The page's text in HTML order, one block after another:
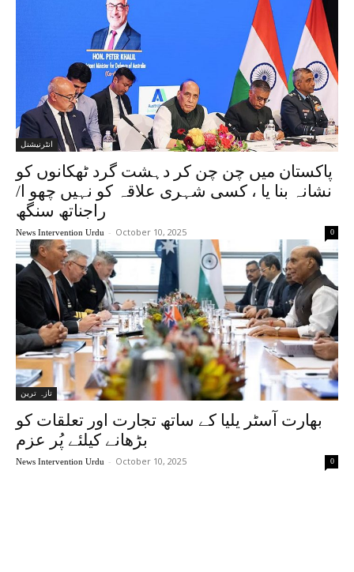
انٹرنیشنل
پاکستان میں چن چن کر دہشت گرد ٹھکانوں کو
نشانہ بنا یا ، کسی شہری علاقہ کو نہیں چھو ا/
راجناتھ سنگھ
News Intervention Urdu - October 10, 2025 0
تازہ ترین
بھارت آسٹر یلیا کے ساتھ تجارت اور تعلقات کو
بڑھانے کیلئے پُر عزم
News Intervention Urdu - October 10, 2025 0